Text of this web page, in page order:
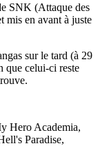
SNK (Attaque des
mis en avant à juste
sur le tard (à 29
que celui-ci reste
Hero Academia,
Paradise,